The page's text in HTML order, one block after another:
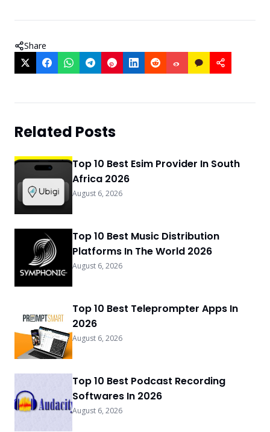
Share
Related Posts
Top 10 Best Esim Provider In South
Africa 2026
August 6, 2026
Top 10 Best Music Distribution
Platforms In The World 2026
August 6, 2026
Top 10 Best Teleprompter Apps In
2026
August 6, 2026
Top 10 Best Podcast Recording
Softwares In 2026
August 6, 2026